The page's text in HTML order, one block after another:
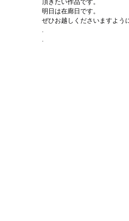
頂きたい作品です。
明日は在廊日です。
ぜひお越しくださいますよう
.
.